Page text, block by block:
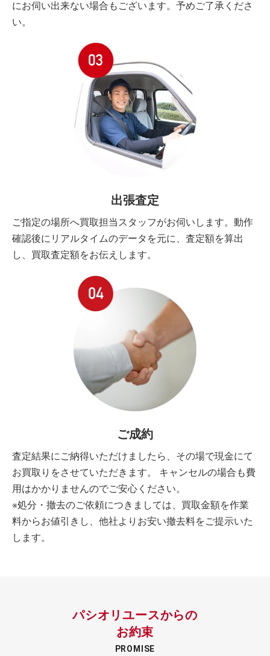
にお伺い出来ない場合もございます。予めご了承くださ
い。
出張査定
ご指定の場所へ買取担当スタッフがお伺いします。動作
確認後にリアルタイムのデータを元に、査定額を算出
し、買取査定額をお伝えします。
ご成約
査定結果にご納得いただけましたら、その場で現金にて
お買取りをさせていただきます。 キャンセルの場合も費
用はかかりませんのでご安心ください。
※処分・撤去のご依頼につきましては、買取金額を作業
料からお値引きし、他社よりお安い撤去料をご提示いた
します。
パシオリユースからの
お約束
PROMISE